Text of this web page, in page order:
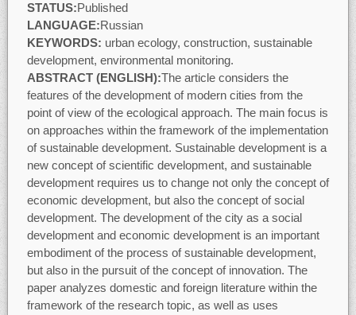
STATUS:Published
LANGUAGE:Russian
KEYWORDS: urban ecology, construction, sustainable
development, environmental monitoring.
ABSTRACT (ENGLISH):The article considers the
features of the development of modern cities from the
point of view of the ecological approach. The main focus is
on approaches within the framework of the implementation
of sustainable development. Sustainable development is a
new concept of scientific development, and sustainable
development requires us to change not only the concept of
economic development, but also the concept of social
development. The development of the city as a social
development and economic development is an important
embodiment of the process of sustainable development,
but also in the pursuit of the concept of innovation. The
paper analyzes domestic and foreign literature within the
framework of the research topic, as well as uses